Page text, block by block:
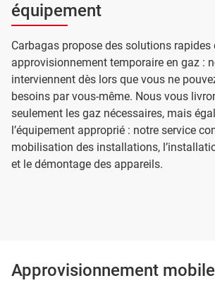
équipement
Carbagas propose des solutions rapides
approvisionnement temporaire en gaz :
interviennent dès lors que vous ne
besoins par vous-même. Nous vous
seulement les gaz nécessaires, mais
l’équipement approprié : notre service
mobilisation des installations,
et le démontage des appareils.
Approvisionnement